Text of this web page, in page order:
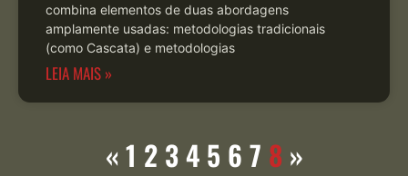
combina elementos de duas abordagens
amplamente usadas: metodologias tradicionais
(como Cascata) e metodologias
LEIA MAIS »
« 1 2 34 5 6 7 8 »